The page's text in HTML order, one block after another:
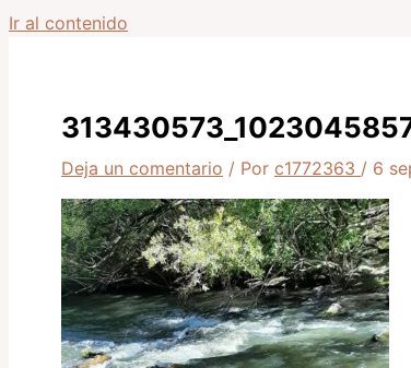
Ir al contenido
Deja un comentario / Por c1772363 / 6